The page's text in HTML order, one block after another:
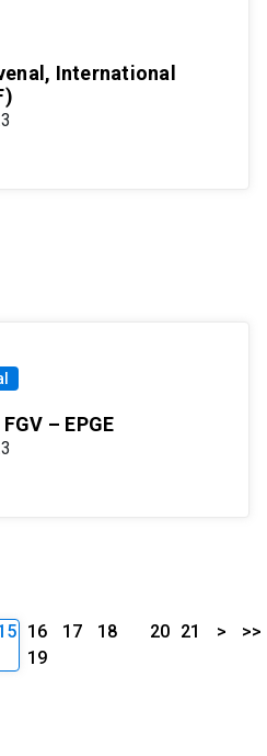
International
– EPGE
16 17
18
19
20 21 > >>